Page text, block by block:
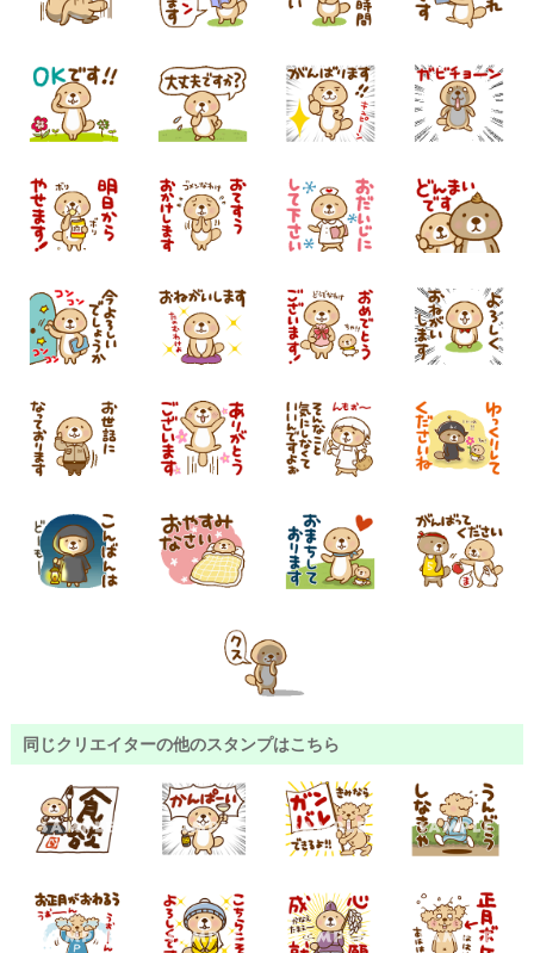
同じクリエイターの他のスタンプはこちら